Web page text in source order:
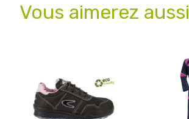
Vous aimerez aussi